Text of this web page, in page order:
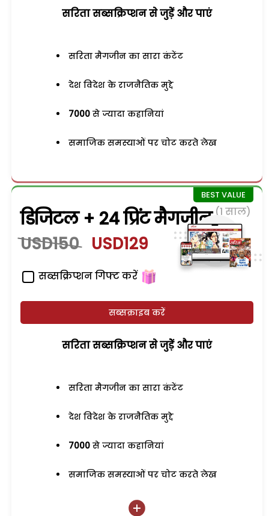
सरिता सब्सक्रिप्शन से जुड़ेें और पाएं
सरिता मैगजीन का सारा कंटेंट
देश विदेश के राजनैतिक मुद्दे
7000 से ज्यादा कहानियां
समाजिक समस्याओं पर चोट करते लेख
डिजिटल + 24 प्रिंट मैगजीन (1 साल)
USD150 USD129
सब्सक्रिप्शन गिफ्ट करें
सब्सक्राइब करें
सरिता सब्सक्रिप्शन से जुड़ेें और पाएं
सरिता मैगजीन का सारा कंटेंट
देश विदेश के राजनैतिक मुद्दे
7000 से ज्यादा कहानियां
समाजिक समस्याओं पर चोट करते लेख